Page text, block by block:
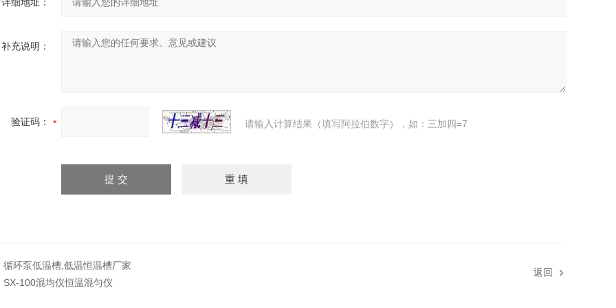
补充说明：
验证码： 请输入计算结果（填写阿拉伯数字），如：三加四=7
循环泵低温槽,低温恒温槽厂家
SX-100混均仪恒温混匀仪
返回